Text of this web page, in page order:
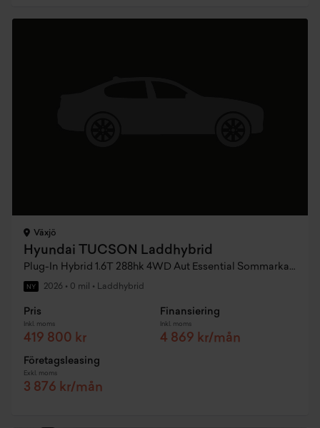
Växjö
Hyundai TUCSON Laddhybrid
Plug-In Hybrid 1.6T 288hk 4WD Aut Essential Sommarkampanj
NY 2026 • 0 mil • Laddhybrid
Pris
Inkl. moms
419 800 kr
Finansiering
Inkl. moms
4 869 kr/mån
Företagsleasing
Exkl. moms
3 876 kr/mån